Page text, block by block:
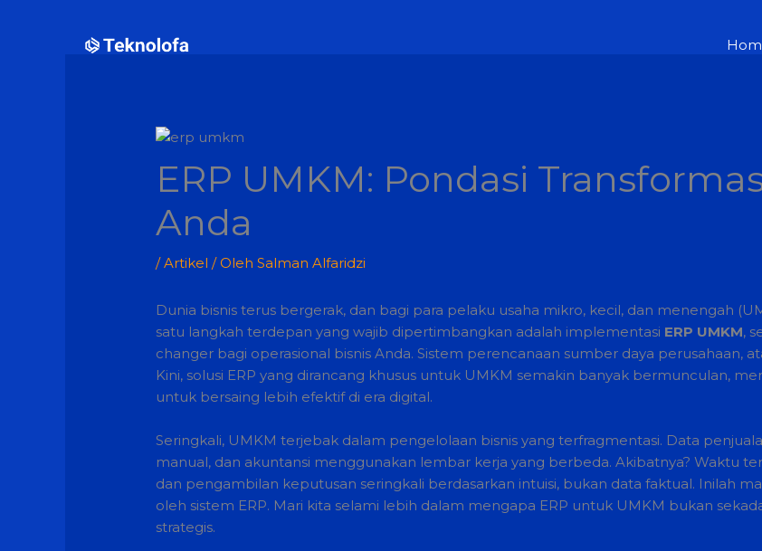
ERP UMKM: Pondasi
Anda
/Artikel / OlehSalman Alfaridzi
Dunia bisnis terus bergerak, dan bagi para pelaku usaha mikro, kecil, dan menengah
satu langkah terdepan yang wajib dipertimbangkan adalah implementasi ERP UMKM,
changer bagi operasional bisnis Anda. Sistem perencanaan sumber daya perusahaan,
Kini, solusi ERP yang dirancang khusus untuk UMKM semakin banyak bermunculan,
untuk bersaing lebih efektif di era digital.
Seringkali, UMKM terjebak dalam pengelolaan bisnis yang terfragmentasi. Data
manual, dan akuntansi menggunakan lembar kerja yang berbeda. Akibatnya? Waktu
dan pengambilan keputusan seringkali berdasarkan intuisi, bukan data faktual. Inilah
oleh sistem ERP. Mari kita selami lebih dalam mengapa ERP untuk UMKM bukan
strategis.